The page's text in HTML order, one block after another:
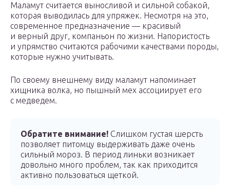
Маламут считается выносливой и сильной собакой,
которая выводилась для упряжек. Несмотря на это,
современное предназначение — красивый
и верный друг, компаньон по жизни. Напористость
и упрямство считаются рабочими качествами породы,
которые нужно учитывать.
По своему внешнему виду маламут напоминает
хищника волка, но пышный мех ассоциирует его
с медведем.
Обратите внимание! Слишком густая шерсть
позволяет питомцу выдерживать даже очень
сильный мороз. В период линьки возникает
довольно много проблем, так как приходится
активно пользоваться щеткой.